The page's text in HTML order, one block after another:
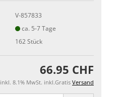
V-857833
ca. 5-7 Tage
162Stück
66.95 CHF
inkl. 8.1% MwSt. inkl.Gratis Versand